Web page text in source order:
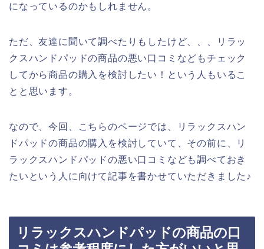
になっているのかもしれません。
ただ、友達に聞いて調べたりもしたけど、、、リラッ
クスハンドパッドの商品の悪い口コミなどもチェック
してから商品の購入を検討したい！という人もいるこ
とと思います。
なので、今回、こちらのページでは、リラックスハン
ドパッドの商品の購入を検討していて、その前に、リ
ラックスハンドパッドの悪い口コミなども調べておき
たいという人に向けて記事を書かせていただきました♪
リラックスハンドパッドの商品の口